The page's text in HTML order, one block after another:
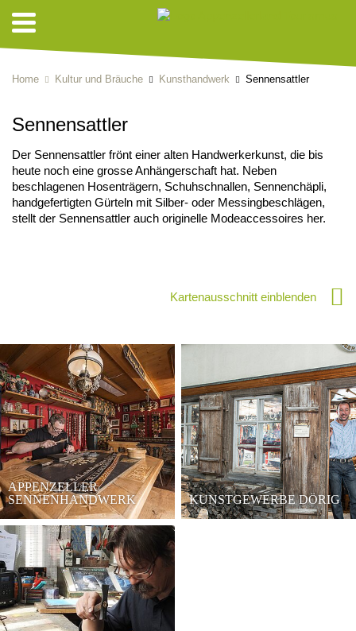
Home Kultur und Bräuche Kunsthandwerk Sennensattler
Sennensattler
Der Sennensattler frönt einer alten Handwerkerkunst, die bis
heute noch eine grosse Anhängerschaft hat. Neben
beschlagenen Hosenträgern, Schuhschnallen, Sennenchäpli,
handgefertigten Gürteln mit Silber- oder Messingbeschlägen,
stellt der Sennensattler auch originelle Modeaccessoires her.
Kartenausschnitt einblenden
APPENZELLER
SENNENHANDWERK
KUNSTGEWERBE DÖRIG